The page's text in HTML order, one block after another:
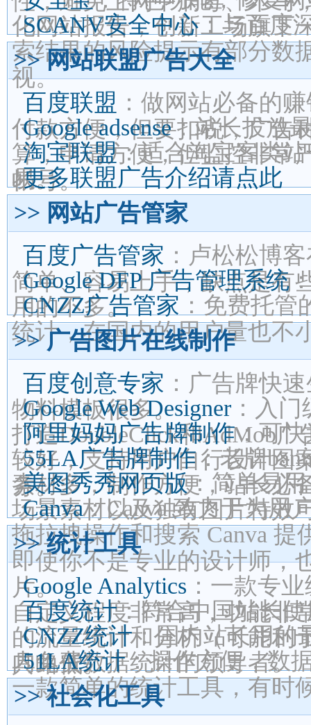
化网站报告，创新工场旗下
SCANV安全中心：与百度
索结果的风险提示有部分数
视。
>> 网站联盟广告大全
百度联盟 ：做网站必备的
付款方便，但要扣税，广告
Google adsense：站长投放
算，申请方便，但监控非常
帐号。
淘宝联盟：适合淘宝客类
易。
更多联盟广告介绍请点此
>> 网站广告管家
百度广告管家 ：卢松松博
简单、容易上手，缺点是有
Google DFP 广告管理系统
用的不多。
CNZZ广告管家 ：免费托
统计，在国内的用户量也不
>> 广告图片在线制作
百度创意专家 ：广告牌快
物料模板很多。
Google Web Designer ：入
打造DoubleClick和AdMob
阿里妈妈广告牌制作：可
较好，支持用户自行设计图
务。
55LA广告牌制作：老牌
素材多，制作方便，站长必
美图秀秀网页版：简单易
场景素材以及独有图片特效
Canva：Canva 致力于为用
拖拉拽操作和搜索 Canva
即使你不是专业的设计师，
片。
>> 统计工具
Google Analytics ：一款专
自定义程度非常高，功能非
百度统计：符合中国站长
的流量统计和分析（可能利
具略低。
CNZZ统计：国内站长用的
内免费数据统计的领导者。
51LA统计：操作方便，数
一款简单的统计工具，有时
>> 社会化工具